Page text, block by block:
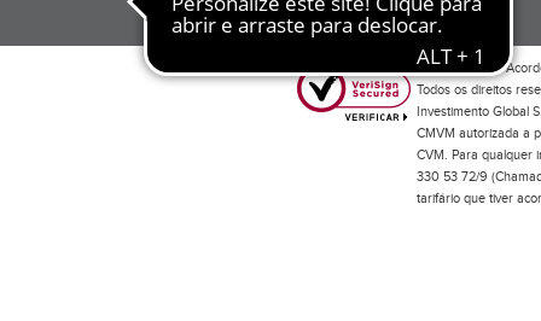
Por favor leia o
Todos os direitos
Investimento Global
CMVM autorizada a
CVM. Para qualquer
330 53 72/9
tarifário que tiver